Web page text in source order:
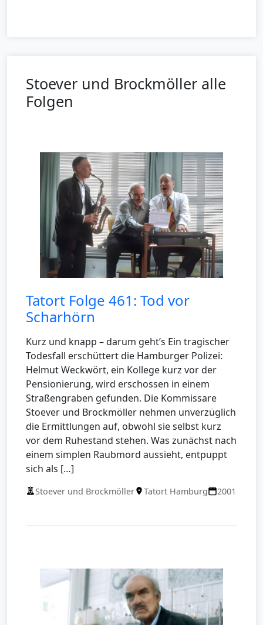
Stoever und Brockmöller alle
Folgen
Tatort Folge 461: Tod vor
Scharhörn
Kurz und knapp – darum geht’s Ein tragischer
Todesfall erschüttert die Hamburger Polizei:
Helmut Weckwört, ein Kollege kurz vor der
Pensionierung, wird erschossen in einem
Straßengraben gefunden. Die Kommissare
Stoever und Brockmöller nehmen unverzüglich
die Ermittlungen auf, obwohl sie selbst kurz
vor dem Ruhestand stehen. Was zunächst nach
einem simplen Raubmord aussieht, entpuppt
sich als […]
Stoever und Brockmöller Tatort Hamburg 2001